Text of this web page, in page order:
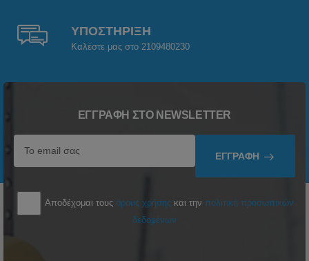
ΥΠΟΣΤΗΡΙΞΗ
Καλέστε μας στο 2109480230
ΕΓΓΡΑΦΉ ΣΤΟ NEWSLETTER
ΕΓΓΡΑΦΉ
Αποδέχομαι τους όρους χρήσης και την πολιτική προσωπικών
δεδομένων